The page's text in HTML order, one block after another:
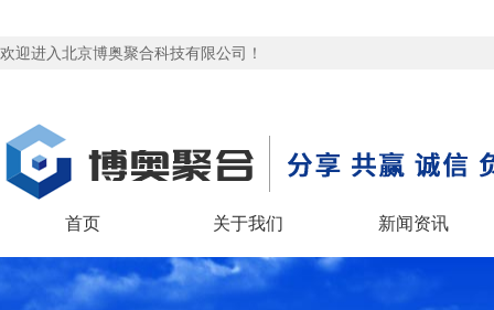
欢迎进入北京博奥聚合科技有限公司！
首页 关于我们 新闻资讯